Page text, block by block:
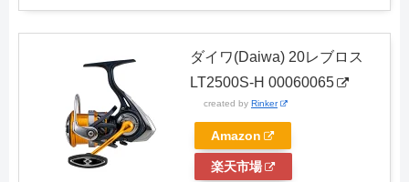
ダイワ(Daiwa) 20レブロス
LT2500S-H 00060065
created by Rinker
Amazon
楽天市場